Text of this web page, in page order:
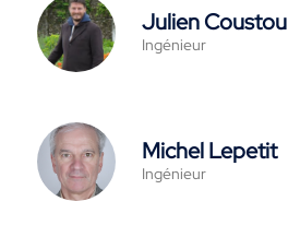
Julien Coustou
Ingénieur
Michel Lepetit
Ingénieur